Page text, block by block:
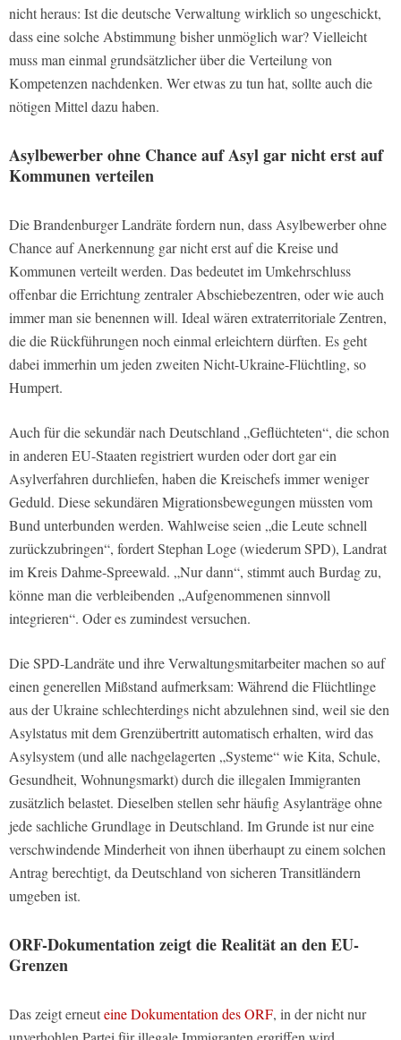
nicht heraus: Ist die deutsche Verwaltung wirklich so ungeschickt,
dass eine solche Abstimmung bisher unmöglich war? Vielleicht
muss man einmal grundsätzlicher über die Verteilung von
Kompetenzen nachdenken. Wer etwas zu tun hat, sollte auch die
nötigen Mittel dazu haben.
Asylbewerber ohne Chance auf Asyl gar nicht erst auf
Kommunen verteilen
Die Brandenburger Landräte fordern nun, dass Asylbewerber ohne
Chance auf Anerkennung gar nicht erst auf die Kreise und
Kommunen verteilt werden. Das bedeutet im Umkehrschluss
offenbar die Errichtung zentraler Abschiebezentren, oder wie auch
immer man sie benennen will. Ideal wären extraterritoriale Zentren,
die die Rückführungen noch einmal erleichtern dürften. Es geht
dabei immerhin um jeden zweiten Nicht-Ukraine-Flüchtling, so
Humpert.
Auch für die sekundär nach Deutschland „Geflüchteten“, die schon
in anderen EU-Staaten registriert wurden oder dort gar ein
Asylverfahren durchliefen, haben die Kreischefs immer weniger
Geduld. Diese sekundären Migrationsbewegungen müssten vom
Bund unterbunden werden. Wahlweise seien „die Leute schnell
zurückzubringen“, fordert Stephan Loge (wiederum SPD), Landrat
im Kreis Dahme-Spreewald. „Nur dann“, stimmt auch Burdag zu,
könne man die verbleibenden „Aufgenommenen sinnvoll
integrieren“. Oder es zumindest versuchen.
Die SPD-Landräte und ihre Verwaltungsmitarbeiter machen so auf
einen generellen Mißstand aufmerksam: Während die Flüchtlinge
aus der Ukraine schlechterdings nicht abzulehnen sind, weil sie den
Asylstatus mit dem Grenzübertritt automatisch erhalten, wird das
Asylsystem (und alle nachgelagerten „Systeme“ wie Kita, Schule,
Gesundheit, Wohnungsmarkt) durch die illegalen Immigranten
zusätzlich belastet. Dieselben stellen sehr häufig Asylanträge ohne
jede sachliche Grundlage in Deutschland. Im Grunde ist nur eine
verschwindende Minderheit von ihnen überhaupt zu einem solchen
Antrag berechtigt, da Deutschland von sicheren Transitländern
umgeben ist.
ORF-Dokumentation zeigt die Realität an den EU-
Grenzen
Das zeigt erneuteine Dokumentation des ORF, in der nicht nur